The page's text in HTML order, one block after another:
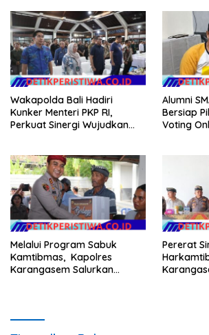
Wakapolda Bali Hadiri
Kunker Menteri PKP RI,
Perkuat Sinergi Wujudkan
Alumni
Bersiap
Voting
Melalui Program Sabuk
Kamtibmas, Kapolres
Karangasem Salurkan
Pererat